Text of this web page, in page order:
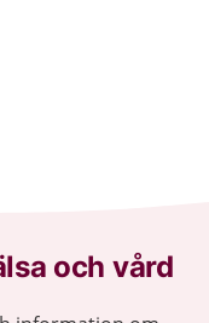
och vård